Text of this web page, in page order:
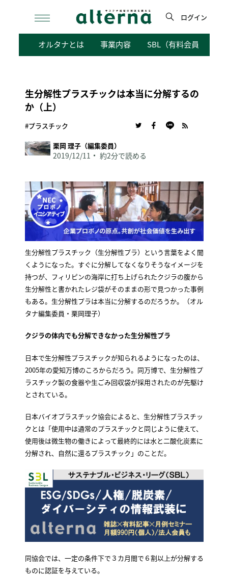
検
ログイン
オルタナとは 事業内容 SBL（有料会員向けサ
生分解性プラスチックは本当に分解するの
か（上）
#プラスチック
栗岡 理子（編集委員）
2019/12/11 約2分で読める
生分解性プラスチック（生分解性プラ）という言葉をよく聞
くようになった。すぐに分解してなくなりそうなイメージを
持つが、フィリピンの海岸に打ち上げられたクジラの腹から
生分解性と書かれたレジ袋がそのままの形で見つかった事例
もある。生分解性プラは本当に分解するのだろうか。（オル
タナ編集委員・栗岡理子）
クジラの体内でも分解できなかった生分解性プラ
日本で生分解性プラスチックが知られるようになったのは、
2005年の愛知万博のころからだろう。同万博で、生分解性プ
ラスチック製の食器や生ごみ回収袋が採用されたのが先駆け
とされている。
日本バイオプラスチック協会によると、生分解性プラスチッ
クとは「使用中は通常のプラスチックと同じように使えて、
使用後は微生物の働きによって最終的には水と二酸化炭素に
分解され、自然に還るプラスチック」のことだ。
同協会では、一定の条件下で３カ月間で６割以上が分解する
ものに認証を与えている。